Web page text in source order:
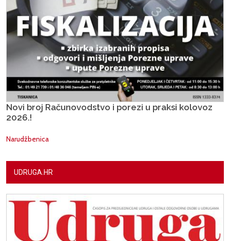
Novi broj Računovodstvo i porezi u praksi kolovoz
2026.!
Narudžbenica
UDRUGA.HR